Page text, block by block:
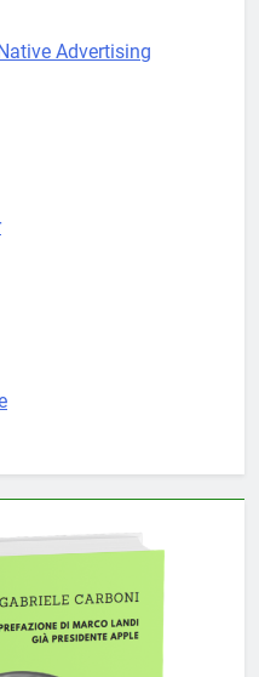
Advertising